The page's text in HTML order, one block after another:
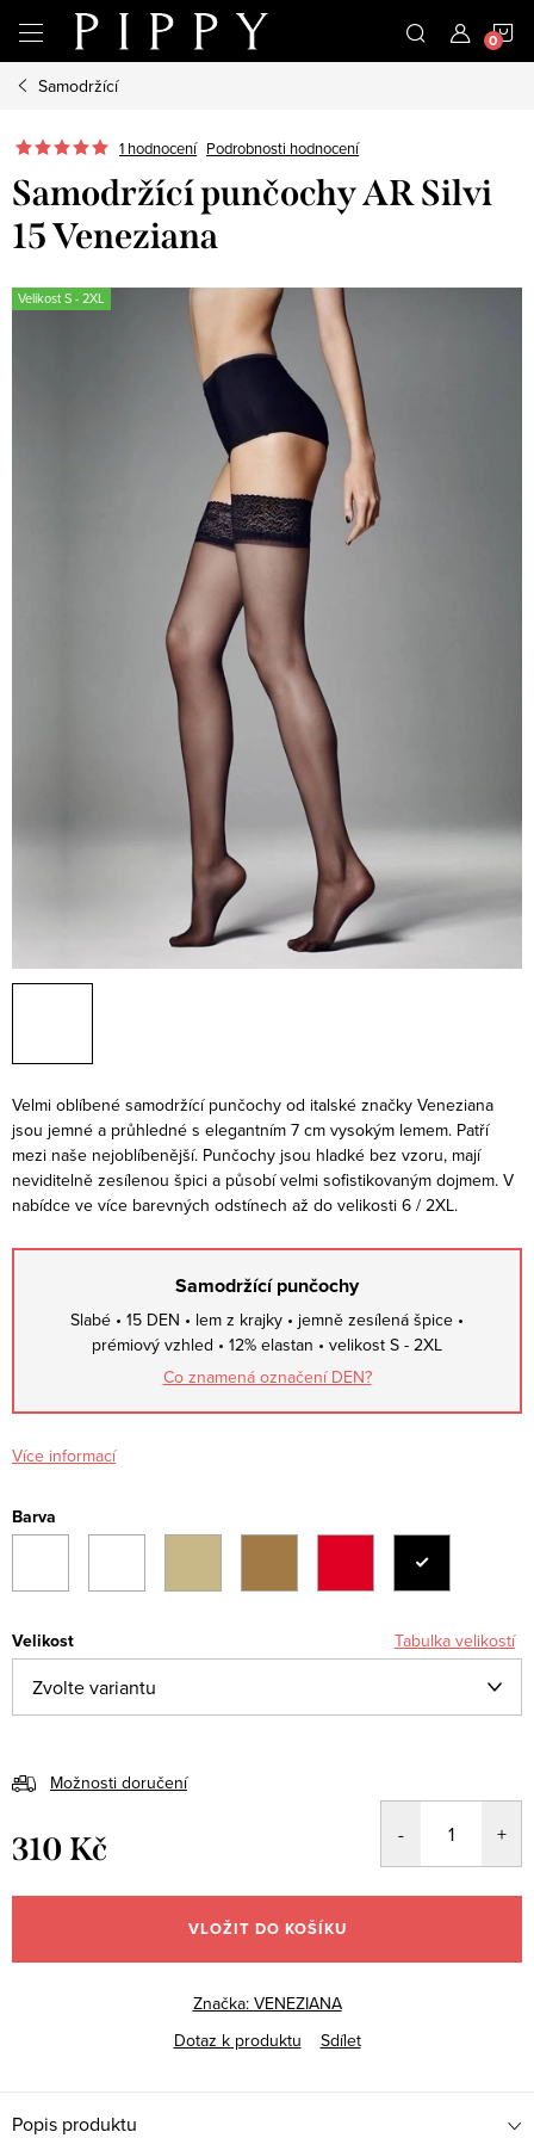
obsah
Samodržící
1 hodnocení Podrobnosti hodnocení
Samodržící punčochy AR Silvi
15 Veneziana
Velikost S - 2XL
Velmi oblíbené samodržící punčochy od italské značky Veneziana
jsou jemné a průhledné s elegantním 7 cm vysokým lemem. Patří
mezi naše nejoblíbenější. Punčochy jsou hladké bez vzoru, mají
neviditelně zesílenou špici a působí velmi sofistikovaným dojmem. V
nabídce ve více barevných odstínech až do velikosti 6 / 2XL.
Samodržící punčochy
Slabé • 15 DEN • lem z krajky • jemně zesílená špice •
prémiový vzhled • 12% elastan • velikost S - 2XL
Co znamená označení DEN?
Více informací
Barva
Velikost Tabulka velikostí
Možnosti doručení
310 Kč
cena:
VLOŽIT DO KOŠÍKU
Značka: VENEZIANA
Dotaz k produktu
Sdílet
Popis produktu